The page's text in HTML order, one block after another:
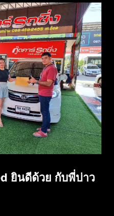
ยินดีด้วย กับพี่บ่าว